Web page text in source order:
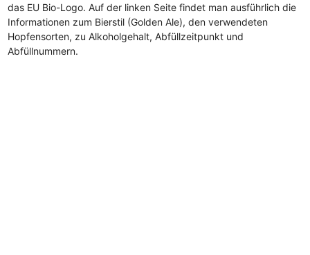
das EU Bio-Logo. Auf der linken Seite findet man ausführlich die
Informationen zum Bierstil (Golden Ale), den verwendeten
Hopfensorten, zu Alkoholgehalt, Abfüllzeitpunkt und
Abfüllnummern.